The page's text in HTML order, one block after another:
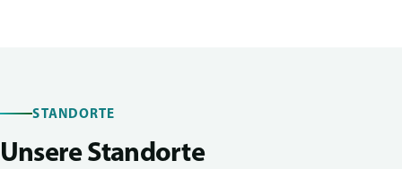
STANDORTE
Unsere Standorte